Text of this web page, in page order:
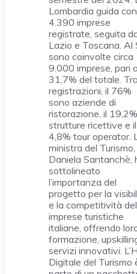
Lombardia guida con
4.390 imprese
registrate, seguita
Lazio e Toscana. Al
sono coinvolte circa
9.000 imprese, pari
31,7% del totale.
registrazioni, il 76%
sono aziende di
ristorazione, il 19,2%
strutture ricettive e il
4,8% tour operator.
ministra del Turismo,
Daniela Santanchè,
sottolineato
l’importanza del
progetto per la
e la competitività
imprese turistiche
italiane, offrendo
formazione,
servizi innovativi.
Digitale del Turismo